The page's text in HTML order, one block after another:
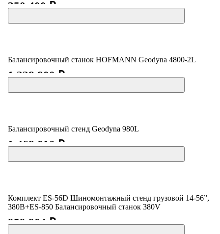
350 400 ₽
Балансировочный станок HOFMANN Geodyna 4800-2L
1 228 800 ₽
Балансировочный стенд Geodyna 980L
1 468 010 ₽
Комплект ES-56D Шиномонтажный стенд грузовой 14-56”,
380В+ES-850 Балансировочный станок 380V
959 904 ₽